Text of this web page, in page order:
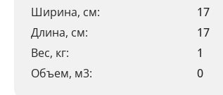
Ширина, см:
17
Длина, см:
17
Вес, кг:
1
Объем, м3:
0